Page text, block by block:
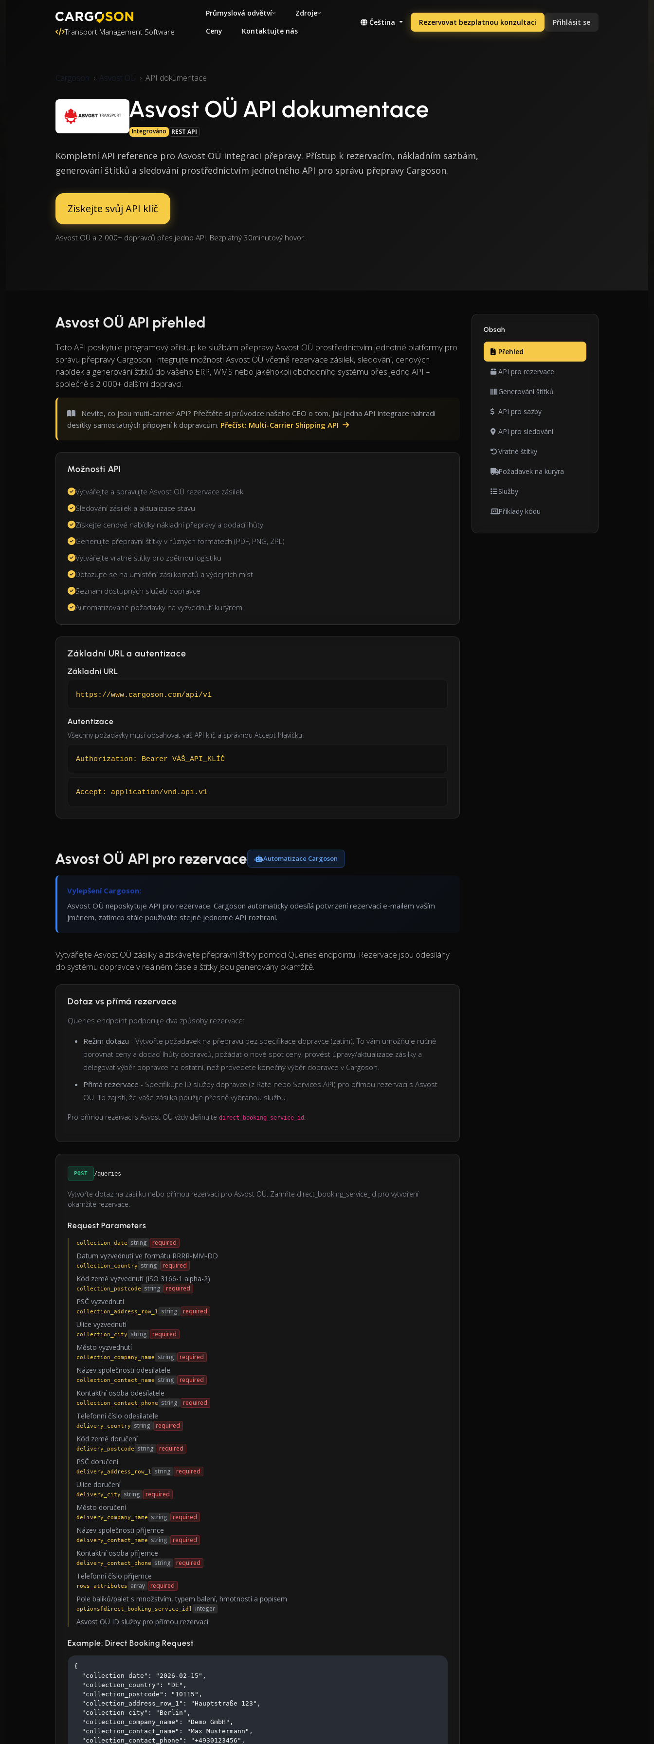
Transport Management Software
Průmyslová odvětví
Zdroje
Ceny
Kontaktujte nás
Čeština Rezervovat bezplatnou konzultaci Přihlásit se
Cargoson Asvost OÜ API dokumentace
Asvost OÜ API dokumentace
Integrováno REST API
Kompletní API reference pro Asvost OÜ integraci přepravy. Přístup k rezervacím, nákladním sazbám,
generování štítků a sledování prostřednictvím jednotného API pro správu přepravy Cargoson.
Získejte svůj API klíč
Asvost OÜ a 2 000+ dopravců přes jedno API. Bezplatný 30minutový hovor.
Asvost OÜ API přehled
Toto API poskytuje programový přístup ke službám přepravy Asvost OÜ prostřednictvím jednotné platformy pro
správu přepravy Cargoson. Integrujte možnosti Asvost OÜ včetně rezervace zásilek, sledování, cenových
nabídek a generování štítků do vašeho ERP, WMS nebo jakéhokoli obchodního systému přes jedno API –
společně s 2 000+ dalšími dopravci.
Nevíte, co jsou multi-carrier API? Přečtěte si průvodce našeho CEO o tom, jak jedna API integrace nahradí
desítky samostatných připojení k dopravcům. Přečíst: Multi-Carrier Shipping API
Možnosti API
Vytvářejte a spravujte Asvost OÜ rezervace zásilek
Sledování zásilek a aktualizace stavu
Získejte cenové nabídky nákladní přepravy a dodací lhůty
Generujte přepravní štítky v různých formátech (PDF, PNG, ZPL)
Vytvářejte vratné štítky pro zpětnou logistiku
Dotazujte se na umístění zásilkomatů a výdejních míst
Seznam dostupných služeb dopravce
Automatizované požadavky na vyzvednutí kurýrem
Základní URL a autentizace
Základní URL
https://www.cargoson.com/api/v1
Autentizace
Všechny požadavky musí obsahovat váš API klíč a správnou Accept hlavičku:
Authorization: Bearer VÁŠ_API_KLÍČ
Accept: application/vnd.api.v1
Asvost OÜ API pro rezervace Automatizace Cargoson
Vylepšení Cargoson:
Asvost OÜ neposkytuje API pro rezervace. Cargoson automaticky odesílá potvrzení rezervací e-mailem vaším
jménem, zatímco stále používáte stejné jednotné API rozhraní.
Vytvářejte Asvost OÜ zásilky a získávejte přepravní štítky pomocí Queries endpointu. Rezervace jsou odesílány
do systému dopravce v reálném čase a štítky jsou generovány okamžitě.
Dotaz vs přímá rezervace
Queries endpoint podporuje dva způsoby rezervace:
Režim dotazu - Vytvořte požadavek na přepravu bez specifikace dopravce (zatím). To vám umožňuje ručně
porovnat ceny a dodací lhůty dopravců, požádat o nové spot ceny, provést úpravy/aktualizace zásilky a
delegovat výběr dopravce na ostatní, než provedete konečný výběr dopravce v Cargoson.
Přímá rezervace - Specifikujte ID služby dopravce (z Rate nebo Services API) pro přímou rezervaci s Asvost
OÜ. To zajistí, že vaše zásilka použije přesně vybranou službu.
Pro přímou rezervaci s Asvost OÜ vždy definujte direct_booking_service_id .
POST /queries
Vytvořte dotaz na zásilku nebo přímou rezervaci pro Asvost OÜ. Zahrňte direct_booking_service_id pro vytvoření
okamžité rezervace.
Request Parameters
collection_date string required
Datum vyzvednutí ve formátu RRRR-MM-DD
collection_country string required
Kód země vyzvednutí (ISO 3166-1 alpha-2)
collection_postcode string required
PSČ vyzvednutí
collection_address_row_1 string required
Ulice vyzvednutí
collection_city string required
Město vyzvednutí
collection_company_name string required
Název společnosti odesílatele
collection_contact_name string required
Kontaktní osoba odesílatele
collection_contact_phone string required
Telefonní číslo odesílatele
delivery_country string required
Kód země doručení
delivery_postcode string required
PSČ doručení
delivery_address_row_1 string required
Ulice doručení
delivery_city string required
Město doručení
delivery_company_name string required
Název společnosti příjemce
delivery_contact_name string required
Kontaktní osoba příjemce
delivery_contact_phone string required
Telefonní číslo příjemce
rows_attributes array required
Pole balíků/palet s množstvím, typem balení, hmotností a popisem
options[direct_booking_service_id] integer
Asvost OÜ ID služby pro přímou rezervaci
Example: Direct Booking Request
{
  "collection_date": "2026-02-15",
  "collection_country": "DE",
  "collection_postcode": "10115",
  "collection_address_row_1": "Hauptstraße 123",
  "collection_city": "Berlin",
  "collection_company_name": "Demo GmbH",
  "collection_contact_name": "Max Mustermann",
  "collection_contact_phone": "+4930123456",
Obsah
Přehled
API pro rezervace
Generování štítků
API pro sazby
API pro sledování
Vratné štítky
Požadavek na kurýra
Služby
Příklady kódu